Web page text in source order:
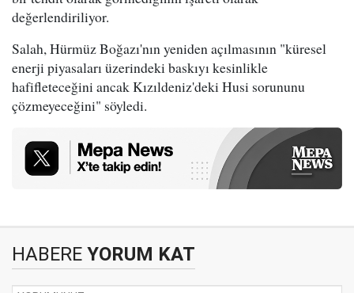
değerlendiriliyor.
Salah, Hürmüz Boğazı'nın yeniden açılmasının "küresel
enerji piyasaları üzerindeki baskıyı kesinlikle
hafifleteceğini ancak Kızıldeniz'deki Husi sorununu
çözmeyeceğini" söyledi.
HABERE YORUM KAT